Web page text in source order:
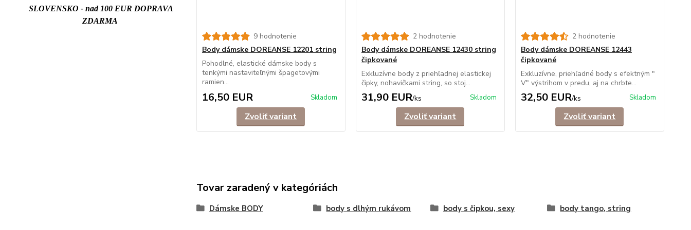
SLOVENSKO - nad 100 EUR DOPRAVA
ZDARMA
9 hodnotenie
Body dámske DOREANSE 12201 string
Pohodlné, elastické dámske body s
tenkými nastaviteľnými špagetovými
ramien...
16,50 EUR Skladom
Zvoliť variant
2 hodnotenie
Body dámske DOREANSE 12430 string
čipkované
Exkluzívne body z priehľadnej elastickej
čipky, nohavičkami string, so stoj...
31,90 EUR/ks Skladom
Zvoliť variant
2 hodnotenie
Body dámske DOREANSE 12443
čipkované
Exkluzívne, priehľadné body s efektným "
V" výstrihom v predu, aj na chrbte...
32,50 EUR/ks Skladom
Zvoliť variant
Tovar zaradený v kategóriách
Dámske BODY body s dlhým rukávom body s čipkou, sexy body tango, string